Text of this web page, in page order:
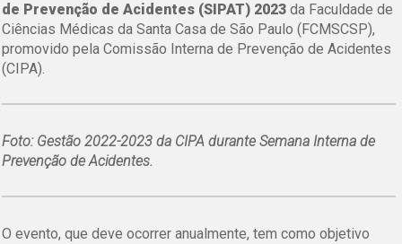
de Prevenção de Acidentes (SIPAT) 2023 da Faculdade de
Ciências Médicas da Santa Casa de São Paulo (FCMSCSP),
promovido pela Comissão Interna de Prevenção de Acidentes
(CIPA).
Foto: Gestão 2022-2023 da CIPA durante Semana Interna de
Prevenção de Acidentes.
O evento, que deve ocorrer anualmente, tem como objetivo